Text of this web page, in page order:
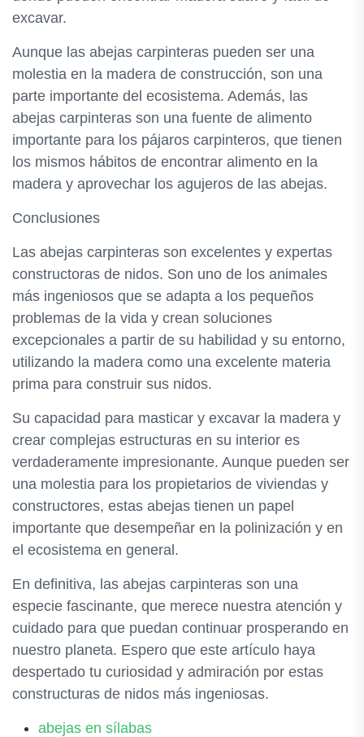
excavar.
Aunque las abejas carpinteras pueden ser una
molestia en la madera de construcción, son una
parte importante del ecosistema. Además, las
abejas carpinteras son una fuente de alimento
importante para los pájaros carpinteros, que tienen
los mismos hábitos de encontrar alimento en la
madera y aprovechar los agujeros de las abejas.
Conclusiones
Las abejas carpinteras son excelentes y expertas
constructoras de nidos. Son uno de los animales
más ingeniosos que se adapta a los pequeños
problemas de la vida y crean soluciones
excepcionales a partir de su habilidad y su entorno,
utilizando la madera como una excelente materia
prima para construir sus nidos.
Su capacidad para masticar y excavar la madera y
crear complejas estructuras en su interior es
verdaderamente impresionante. Aunque pueden ser
una molestia para los propietarios de viviendas y
constructores, estas abejas tienen un papel
importante que desempeñar en la polinización y en
el ecosistema en general.
En definitiva, las abejas carpinteras son una
especie fascinante, que merece nuestra atención y
cuidado para que puedan continuar prosperando en
nuestro planeta. Espero que este artículo haya
despertado tu curiosidad y admiración por estas
constructuras de nidos más ingeniosas.
abejas en sílabas